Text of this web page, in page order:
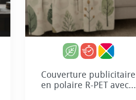
Personnalisation incluse
Couverture publicitaire
en polaire R-PET avec...